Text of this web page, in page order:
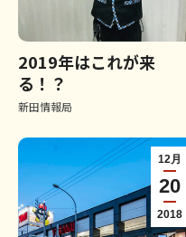
2019年はこれが来
る！？
新田情報局
12月
20
2018